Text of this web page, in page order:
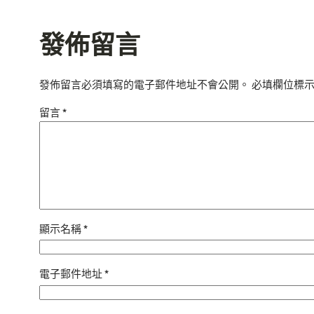
發佈留言
發佈留言必須填寫的電子郵件地址不會公開。 必填欄位標
留言*
顯示名稱*
電子郵件地址*